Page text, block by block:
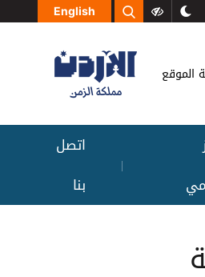
English
الموقع
|
اتصل
بنا